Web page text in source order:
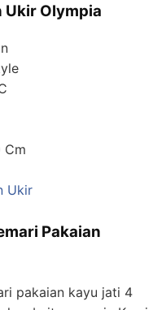
Ukir Olympia
Ukir
Pakaian
pakaian kayu jati 4